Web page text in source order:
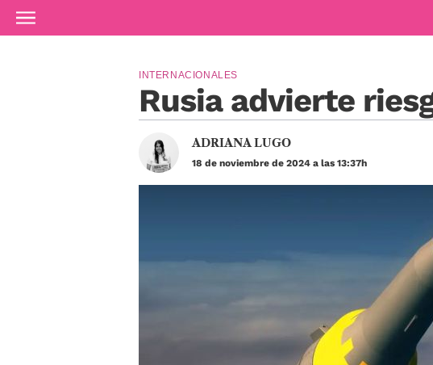
Ir al contenido principal
Rusia advierte
INTERNACIONALES
ADRIANA LUGO
18 de noviembre de 2024 a las 13:37h